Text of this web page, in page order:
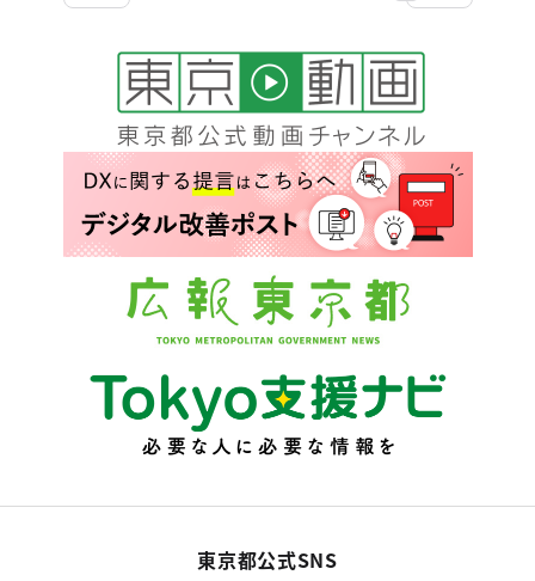
東京都公式SNS